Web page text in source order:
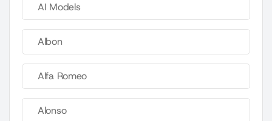
AI Models
Albon
Alfa Romeo
Alonso